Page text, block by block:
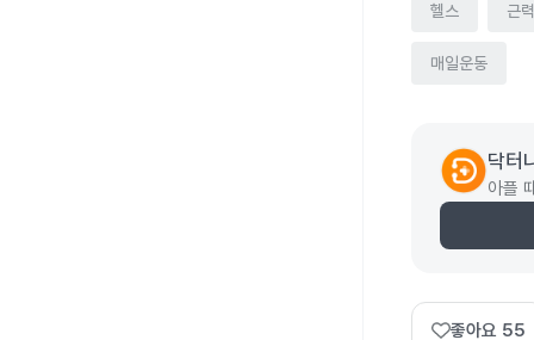
헬스 근
매일운동
닥터
아플
좋아요 55